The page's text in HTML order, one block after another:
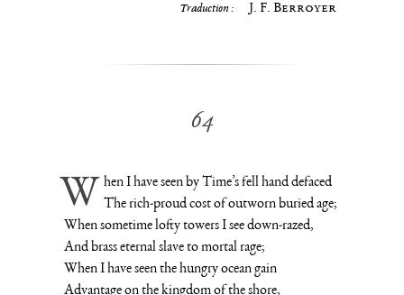
Traduction : J. F. Berroyer
64
When I have seen by Time’s fell hand defaced
The rich-proud cost of outworn buried age;
When sometime lofty towers I see down-razed,
And brass eternal slave to mortal rage;
When I have seen the hungry ocean gain
Advantage on the kingdom of the shore,